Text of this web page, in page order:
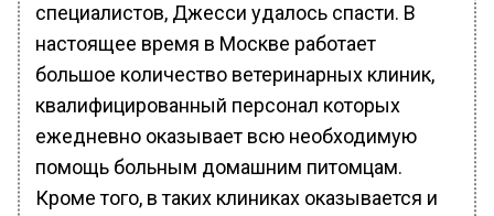
специалистов, Джесси удалось спасти. В
настоящее время в Москве работает
большое количество ветеринарных клиник,
квалифицированный персонал которых
ежедневно оказывает всю необходимую
помощь больным домашним питомцам.
Кроме того, в таких клиниках оказывается и